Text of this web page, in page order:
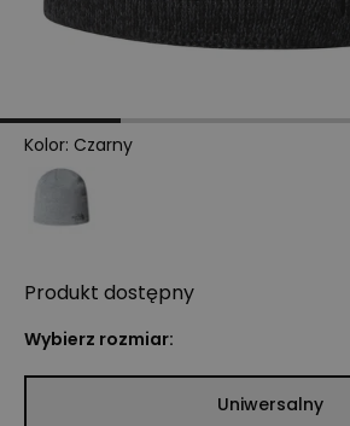
Kolor: Czarny
Produkt dostępny
Wybierz rozmiar:
Uniwersalny